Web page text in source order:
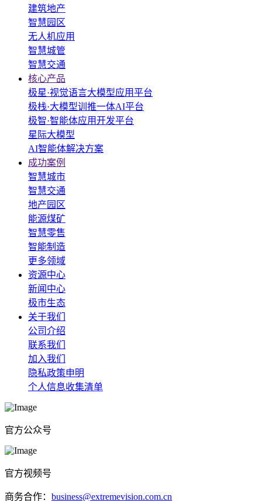
建筑地产
智慧园区
无人机应用
智慧城管
智慧交通
核心产品
极星·视觉语言大模型应用平台
极栈·大模型训推一体AI平台
极智·智能体应用开发平台
星际大模型
AI智能体解决方案
成功案例
智慧城市
智慧交通
地产园区
能源煤矿
智慧零售
智能制造
更多领域
资源中心
新闻中心
极市生态
关于我们
公司介绍
联系我们
加入我们
隐私政策申明
个人信息收集清单
官方公众号
官方视频号
商务合作： business@extremevision.com.cn